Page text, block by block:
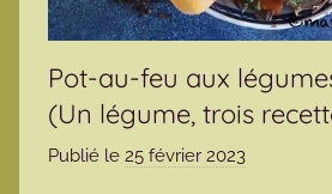
Pot-au-feu aux
(Un légume, trois
Publié le 25 février 2023